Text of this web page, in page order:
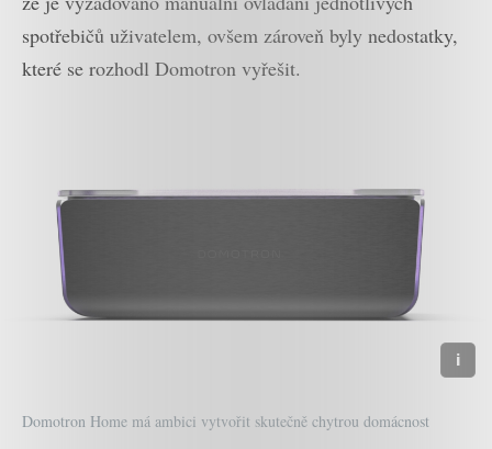
spotřebičů uživatelem, ovšem zároveň byly nedostatky,
které se rozhodl Domotron vyřešit.
Domotron Home má ambici vytvořit skutečně chytrou domácnost